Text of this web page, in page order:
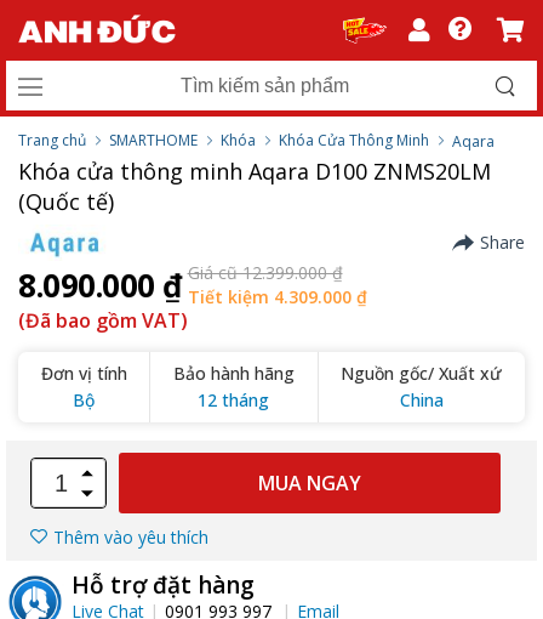
Trang chủ SMARTHOME Khóa Khóa Cửa Thông Minh Aqara
Khóa cửa thông minh Aqara D100 ZNMS20LM
(Quốc tế)
Share
8.090.000 ₫ Giá cũ 12.399.000 ₫
Tiết kiệm 4.309.000 ₫
(Đã bao gồm VAT)
Đơn vị tính
Bộ
Bảo hành hãng
12 tháng
Nguồn gốc/ Xuất xứ
China
MUA NGAY
Thêm vào yêu thích
Hỗ trợ đặt hàng
Live Chat 0901 993 997 Email